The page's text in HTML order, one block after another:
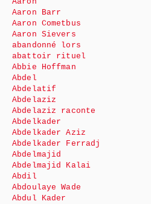
Aaron Barr
Aaron Cometbus
Aaron Sievers
abandonné lors
abattoir rituel
Abbie Hoffman
Abdel
Abdelatif
Abdelaziz
Abdelaziz raconte
Abdelkader
Abdelkader Aziz
Abdelkader Ferradj
Abdelmajid
Abdelmajid Kalai
Abdil
Abdoulaye Wade
Abdul Kader